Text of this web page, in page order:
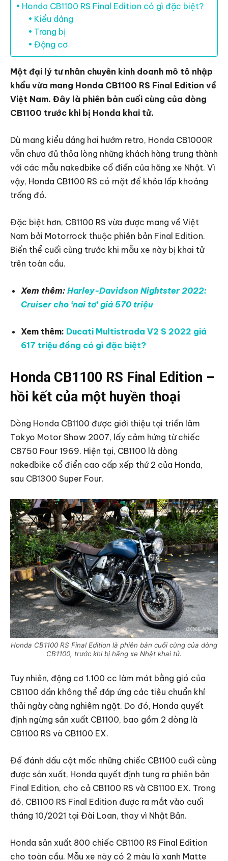
Honda CB1100 RS Final Edition có gì đặc biệt?
Kiểu dáng
Trang bị
Động cơ
Một đại lý tư nhân chuyên kinh doanh mô tô nhập
khẩu vừa mang Honda CB1100 RS Final Edition về
Việt Nam. Đây là phiên bản cuối cùng của dòng
CB1100 trước khi bị Honda khai tử.
Dù mang kiểu dáng hơi hướm retro, Honda CB1000R
vẫn chưa đủ thỏa lòng những khách hàng trung thành
với các mẫu nakedbike cổ điển của hãng xe Nhật. Vì
vậy, Honda CB1100 RS có mặt để khỏa lấp khoảng
trống đó.
Đặc biệt hơn, CB1100 RS vừa được mang về Việt
Nam bởi Motorrock thuộc phiên bản Final Edition.
Biến thể cuối cùng trước khi mẫu xe này bị khai tử
trên toàn cầu.
Xem thêm: Harley-Davidson Nightster 2022:
Cruiser cho ‘nai tơ’ giá 570 triệu
Xem thêm: Ducati Multistrada V2 S 2022 giá
617 triệu đồng có gì đặc biệt?
Honda CB1100 RS Final Edition –
hồi kết của một huyền thoại
Dòng Honda CB1100 được giới thiệu tại triển lãm
Tokyo Motor Show 2007, lấy cảm hứng từ chiếc
CB750 Four 1969. Hiện tại, CB1100 là dòng
nakedbike cổ điển cao cấp xếp thứ 2 của Honda,
sau CB1300 Super Four.
Honda CB1100 RS Final Edition là phiên bản cuối cùng của dòng
CB1100, trước khi bị hãng xe Nhật khai tử.
Tuy nhiên, động cơ 1.100 cc làm mát bằng gió của
CB1100 dần không thể đáp ứng các tiêu chuẩn khí
thải ngày càng nghiêm ngặt. Do đó, Honda quyết
định ngừng sản xuất CB1100, bao gồm 2 dòng là
CB1100 RS và CB1100 EX.
Để đánh dấu cột mốc những chiếc CB1100 cuối cùng
được sản xuất, Honda quyết định tung ra phiên bản
Final Edition, cho cả CB1100 RS và CB1100 EX. Trong
đó, CB1100 RS Final Edition được ra mắt vào cuối
tháng 10/2021 tại Đài Loan, thay vì Nhật Bản.
Honda sản xuất 800 chiếc CB1100 RS Final Edition
cho toàn cầu. Mẫu xe này có 2 màu là xanh Matte